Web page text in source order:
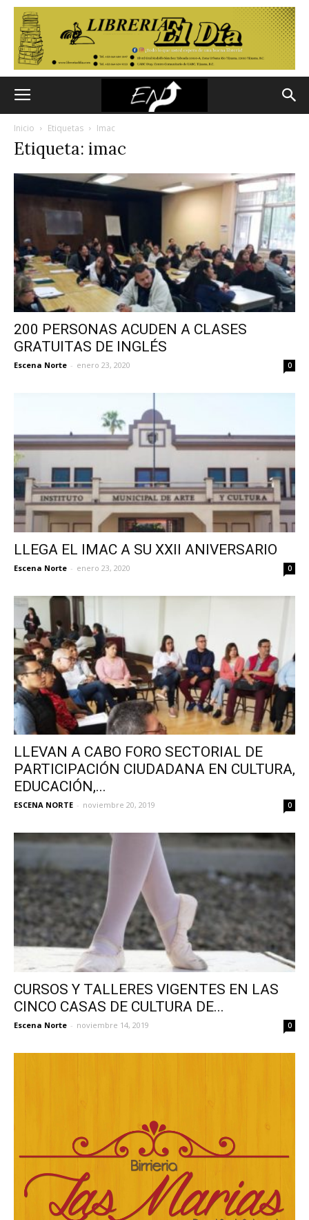
Inicio Etiquetas Imac
Etiqueta: imac
200 PERSONAS ACUDEN A CLASES
GRATUITAS DE INGLÉS
Escena Norte - enero 23, 2020 0
LLEGA EL IMAC A SU XXII ANIVERSARIO
Escena Norte - enero 23, 2020 0
LLEVAN A CABO FORO SECTORIAL DE
PARTICIPACIÓN CIUDADANA EN CULTURA,
EDUCACIÓN,...
ESCENA NORTE - noviembre 20, 2019 0
CURSOS Y TALLERES VIGENTES EN LAS
CINCO CASAS DE CULTURA DE...
Escena Norte - noviembre 14, 2019 0